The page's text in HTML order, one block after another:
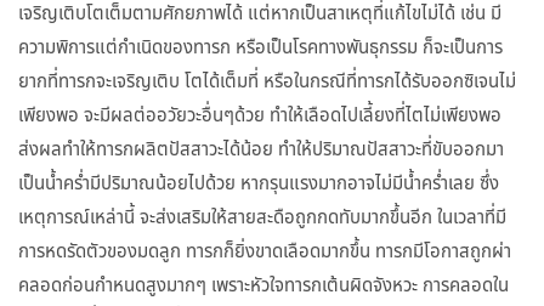
เจริญเติบโตเต็มตามศักยภาพได้ แต่หากเป็นสาเหตุที่แก้ไขไม่ได้ เช่น มี
ความพิการแต่กำเนิดของทารก หรือเป็นโรคทางพันธุกรรม ก็จะเป็นการ
ยากที่ทารกจะเจริญเติบ โตได้เต็มที่ หรือในกรณีที่ทารกได้รับออกซิเจนไม่
เพียงพอ จะมีผลต่ออวัยวะอื่นๆด้วย ทำให้เลือดไปเลี้ยงที่ไตไม่เพียงพอ
ส่งผลทำให้ทารกผลิตปัสสาวะได้น้อย ทำให้ปริมาณปัสสาวะที่ขับออกมา
เป็นน้ำคร่ำมีปริมาณน้อยไปด้วย หากรุนแรงมากอาจไม่มีน้ำคร่ำเลย ซึ่ง
เหตุการณ์เหล่านี้ จะส่งเสริมให้สายสะดือถูกกดทับมากขึ้นอีก ในเวลาที่มี
การหดรัดตัวของมดลูก ทารกก็ยิ่งขาดเลือดมากขึ้น ทารกมีโอกาสถูกผ่า
คลอดก่อนกำหนดสูงมากๆ เพราะหัวใจทารกเต้นผิดจังหวะ การคลอดใน